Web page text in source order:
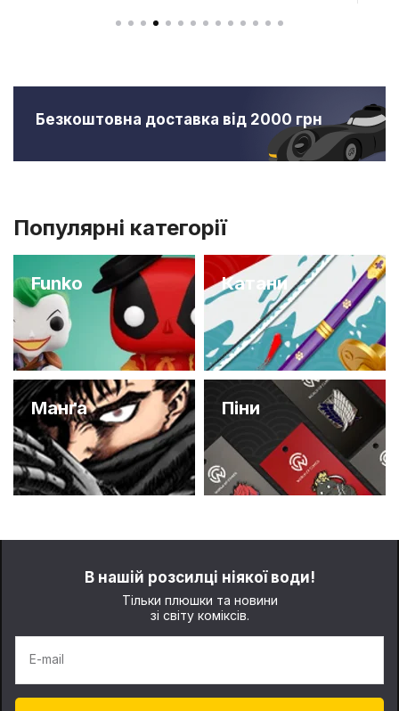
Безкоштовна доставка від 2000 грн
Популярні категорії
Funko Катани
Манґа Піни
В нашій розсилці ніякої води!
Тільки плюшки та новини
зі світу коміксів.
E-mail